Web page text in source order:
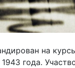
на
года.